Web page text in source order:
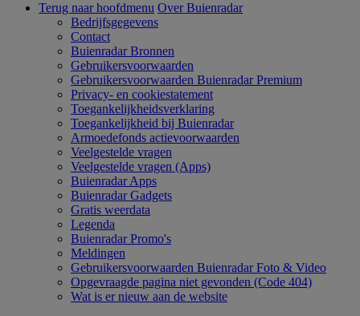
Terug naar hoofdmenu Over Buienradar
Bedrijfsgegevens
Contact
Buienradar Bronnen
Gebruikersvoorwaarden
Gebruikersvoorwaarden Buienradar Premium
Privacy- en cookiestatement
Toegankelijkheidsverklaring
Toegankelijkheid bij Buienradar
Armoedefonds actievoorwaarden
Veelgestelde vragen
Veelgestelde vragen (Apps)
Buienradar Apps
Buienradar Gadgets
Gratis weerdata
Legenda
Buienradar Promo's
Meldingen
Gebruikersvoorwaarden Buienradar Foto & Video
Opgevraagde pagina niet gevonden (Code 404)
Wat is er nieuw aan de website